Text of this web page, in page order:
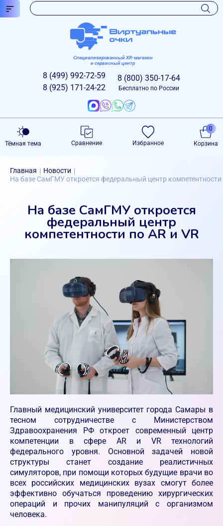
Специализированный XR-магазин
и сервисный центр
8 (499) 992-72-59
8 (925) 171-24-22
8 (800) 350-17-64
Бесплатно по России
Тёмная тема Сравнение Избранное Корзина
0
Главная | Новости |
На базе СамГМУ откроется федеральный центр компетентности
На базе СамГМУ откроется
федеральный центр
компетентности по AR и VR
Главный медицинский университет города Самары в
тесном сотрудничестве с Министерством
Здравоохранения РФ откроет современный центр
компетенции в сфере AR и VR технологий
федерального уровня. Основной задачей новой
структуры станет создание реалистичных
симуляторов, при помощи которых будущие врачи во
всех российских медицинских вузах смогут более
эффективно обучаться проведению хирургических
операций и прочих манипуляций с организмом
человека.